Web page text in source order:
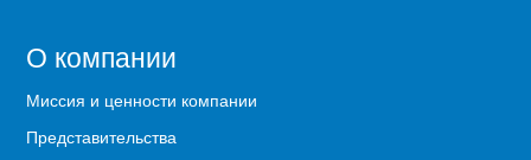
О компании
Миссия и ценности компании
Представительства